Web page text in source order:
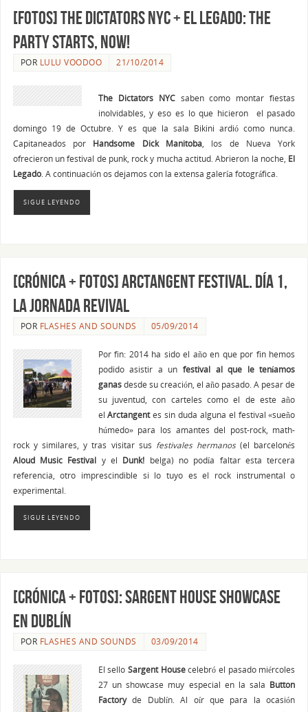
[FOTOS] THE DICTATORS NYC + EL LEGADO: The
Party Starts, NOW!
POR LULU VOODOO 21/10/2014
The Dictators NYCsaben como montar fiestas
inolvidables, y eso es lo que hicieron el pasado
domingo 19 de Octubre. Y es que la sala Bikini ardió como nunca.
Capitaneados por Handsome Dick Manitoba, los de Nueva York
ofrecieron un festival de punk, rock y mucha actitud. Abrieron la noche, El
Legado. A continuación os dejamos con la extensa galería fotográfica.
SIGUE LEYENDO
[CRÓNICA + FOTOS] ARCTANGENT FESTIVAL. Día 1,
la jornada revival
POR FLASHES AND SOUNDS 05/09/2014
Por fin: 2014 ha sido el año en que por fin hemos
podido asistir a un festival al que le teníamos
ganasdesde su creación, el año pasado. A pesar de
su juventud, con carteles como el de este año
elArctangentes sin duda alguna el festival «sueño
húmedo» para los amantes del post-rock, math-
rock y similares, y tras visitar sus festivales hermanos(el barcelonés
Aloud Music Festival y el Dunk! belga) no podía faltar esta tercera
referencia, otro imprescindible si lo tuyo es el rock instrumental o
experimental.
SIGUE LEYENDO
[CRÓNICA + FOTOS]: SARGENT HOUSE Showcase
en Dublín
POR FLASHES AND SOUNDS 03/09/2014
El sello Sargent Housecelebró el pasado miércoles
27 un showcase muy especial en la sala Button
Factoryde Dublín. Al oír que para la ocasión